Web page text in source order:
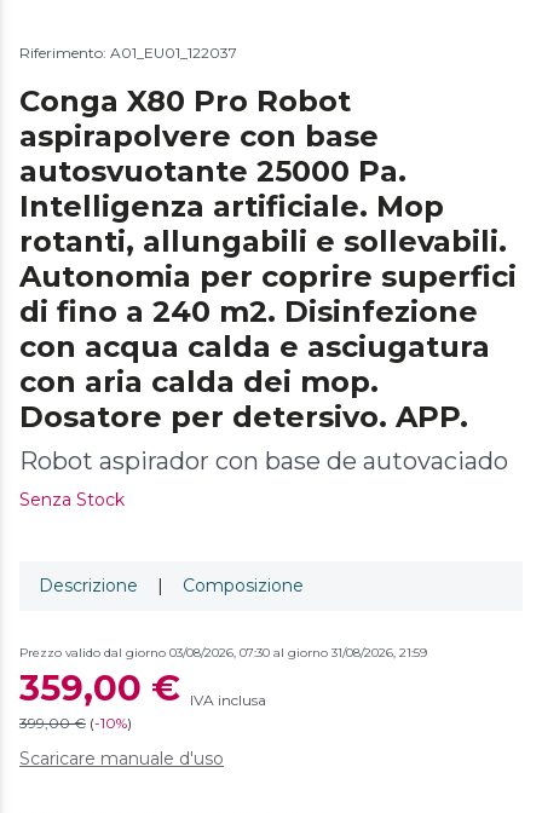
Riferimento: A01_EU01_122037
Conga X80 Pro Robot
aspirapolvere con base
autosvuotante 25000 Pa.
Intelligenza artificiale. Mop
rotanti, allungabili e sollevabili.
Autonomia per coprire superfici
di fino a 240 m2. Disinfezione
con acqua calda e asciugatura
con aria calda dei mop.
Dosatore per detersivo. APP.
Robot aspirador con base de autovaciado
Senza Stock
Descrizione | Composizione
Prezzo valido dal giorno 03/08/2026, 07:30 al giorno 31/08/2026, 21:59
359,00 € IVA inclusa
399,00 € (-10%)
Scaricare manuale d'uso